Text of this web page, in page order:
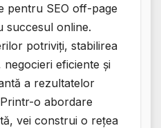
pentru SEO off-page
succesul online.
potriviți, stabilirea
eficiente și
a rezultatelor
o abordare
vei construi o rețea